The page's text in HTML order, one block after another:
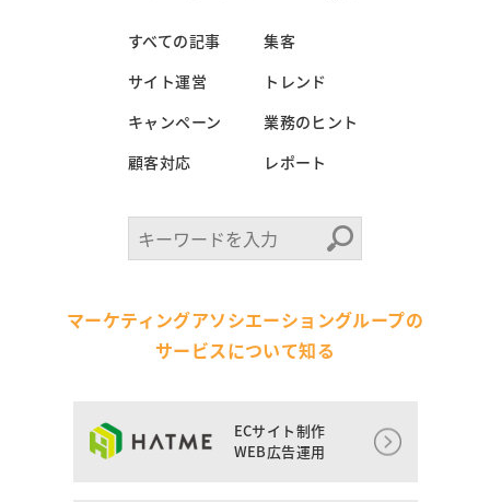
すべての記事
集客
サイト運営
トレンド
キャンペーン
業務のヒント
顧客対応
レポート
マーケティングアソシエーショングループの
サービスについて知る
ECサイト制作
WEB広告運用